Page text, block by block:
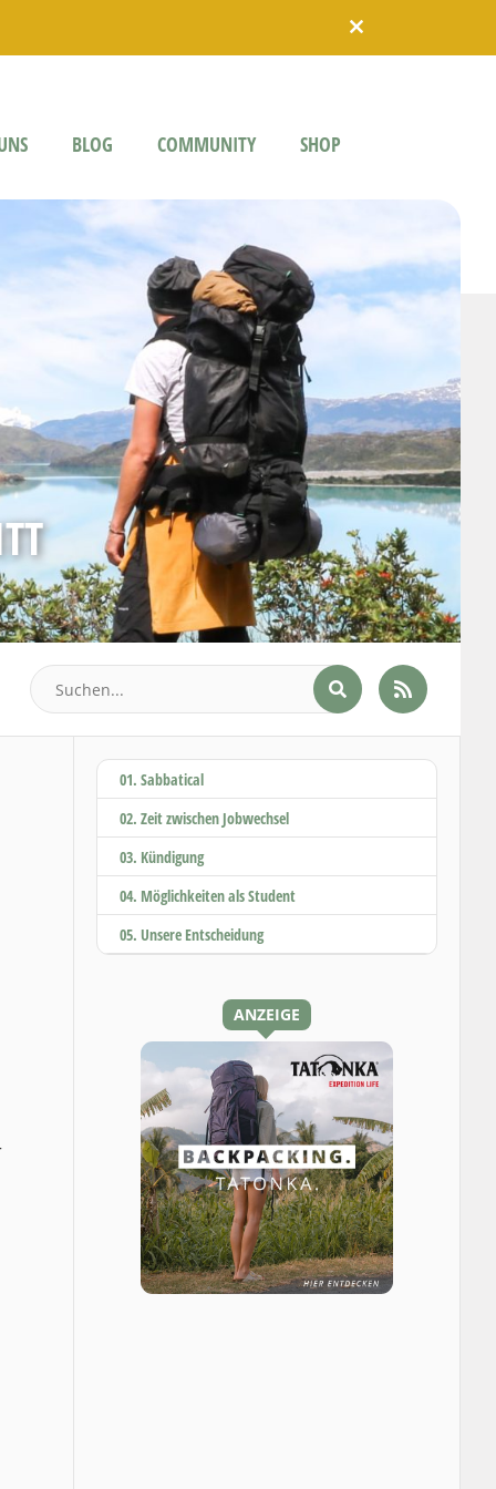
BLOG COMMUNITY SHOP
01. Sabbatical
02. Zeit zwischen Jobwechsel
03. Kündigung
04. Möglichkeiten als Student
05. Unsere Entscheidung
ANZEIGE